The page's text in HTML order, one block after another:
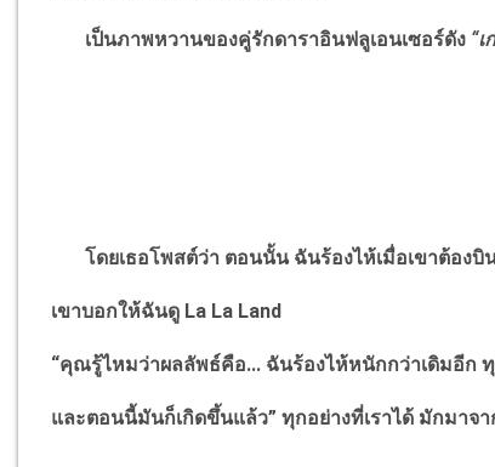
เป็นภาพหวานของคู่รักดาราอินฟลูเอนเซอร์ดัง “เ
โดยเธอโพสต์ว่า ตอนนั้น ฉันร้องไห้เมื่อเขาต้องบิ
เขาบอกให้ฉันดู La La Land
“คุณรู้ไหมว่าผลลัพธ์คือ... ฉันร้องไห้หนักกว่าเดิมอีก ทุ
และตอนนี้มันก็เกิดขึ้นแล้ว” ทุกอย่างที่เราได้ มักมาจา